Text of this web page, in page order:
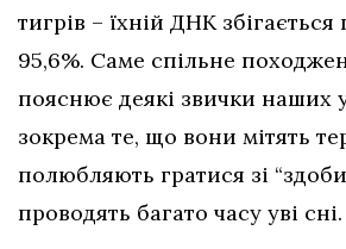
тигрів – їхній ДНК
95,6%. Саме спільне
пояснює деякі звички наших
зокрема те, що вони мітять
полюбляють гратися зі
проводять багато часу уві сні.